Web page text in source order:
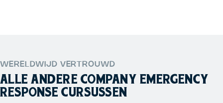
WERELDWIJD VERTROUWD
ALLE ANDERE COMPANY EMERGENCY
RESPONSE CURSUSSEN